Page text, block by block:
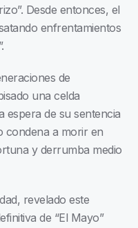
Desde entonces, el
enfrentamientos
de
una celda
espera de su sentencia
condena a morir en
y derrumba medio
revelado este
de “El Mayo”